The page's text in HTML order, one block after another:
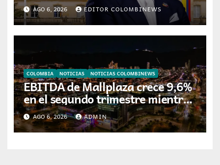
Espriella en Cali
AGO 6, 2026 EDITOR COLOMBINEWS
COLOMBIA NOTICIAS NOTICIAS COLOMBINEWS
EBITDA de Mallplaza crece 9,6%
en el segundo trimestre mientras
avanza en su plan de crecimiento
en Colombia
AGO 6, 2026 ADMIN